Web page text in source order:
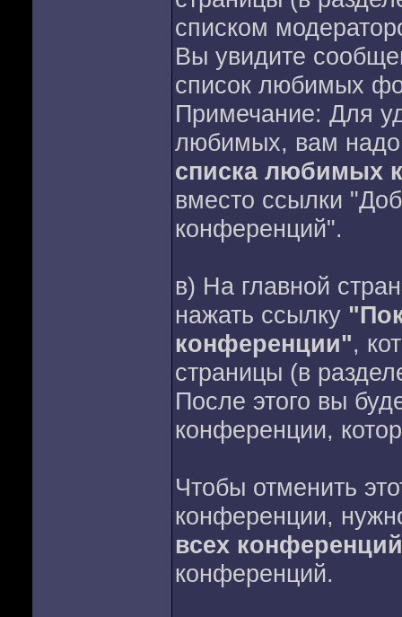
списком
Вы увидите
список любимых
Примечание: Для
любимых, вам надо
списка любимых
вместо ссылки
конференций".
в) На главной
нажать ссылку
конференции",
страницы (в
После этого вы
конференции,
Чтобы отменить
конференции,
всех
конференций.